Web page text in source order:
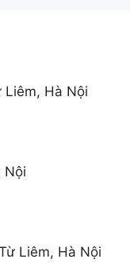
Liêm, Hà Nội
Nội
Liêm, Hà Nội